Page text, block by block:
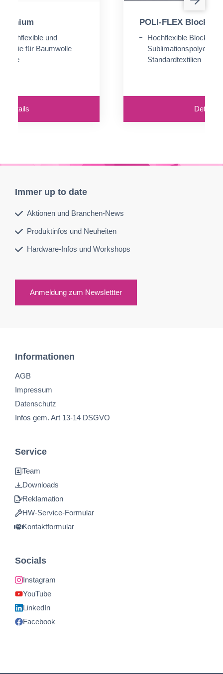
hochflexible und
für Baumwolle
Details
POLI-FLEX
Hochflexible Blockout-
Sublimationspolyester
Standardtextilien
Details
Immer up to date
Aktionen und Branchen-News
Produktinfos und Neuheiten
Hardware-Infos und Workshops
Anmeldung zum Newslettter
Informationen
AGB
Impressum
Datenschutz
Infos gem. Art 13-14 DSGVO
Service
Team
Downloads
Reklamation
HW-Service-Formular
Kontaktformular
Socials
Instagram
YouTube
LinkedIn
Facebook